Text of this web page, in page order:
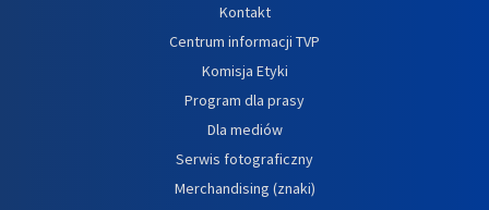
Kontakt
Centrum informacji TVP
Komisja Etyki
Program dla prasy
Dla mediów
Serwis fotograficzny
Merchandising (znaki)